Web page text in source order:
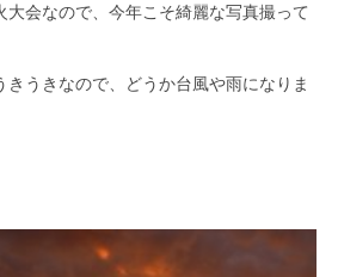
大会なので、今年こそ綺麗な写真撮って
きうきなので、どうか台風や雨になりま